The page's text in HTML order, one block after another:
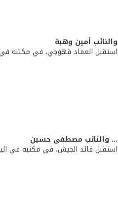
والنائب أمين وهبة
استقبل العماد قهوجي، في مكتبه في
... والنائب مصطفى حسين
استقبل قائد الجيش، في مكتبه في